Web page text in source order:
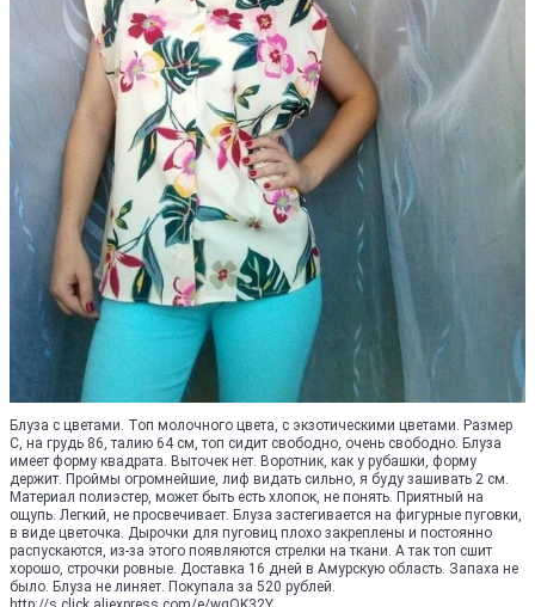
Блуза с цветами. Топ молочного цвета, с экзотическими цветами. Размер
С, на грудь 86, талию 64 см, топ сидит свободно, очень свободно. Блуза
имеет форму квадрата. Выточек нет. Воротник, как у рубашки, форму
держит. Проймы огромнейшие, лиф видать сильно, я буду зашивать 2 см.
Материал полиэстер, может быть есть хлопок, не понять. Приятный на
ощупь. Легкий, не просвечивает. Блуза застегивается на фигурные пуговки,
в виде цветочка. Дырочки для пуговиц плохо закреплены и постоянно
распускаются, из-за этого появляются стрелки на ткани. А так топ сшит
хорошо, строчки ровные. Доставка 16 дней в Амурскую область. Запаха не
было. Блуза не линяет. Покупала за 520 рублей.